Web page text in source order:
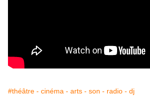
#théâtre - cinéma - arts - son - radio - dj